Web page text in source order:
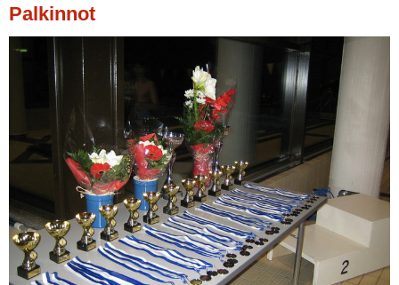
Palkinnot